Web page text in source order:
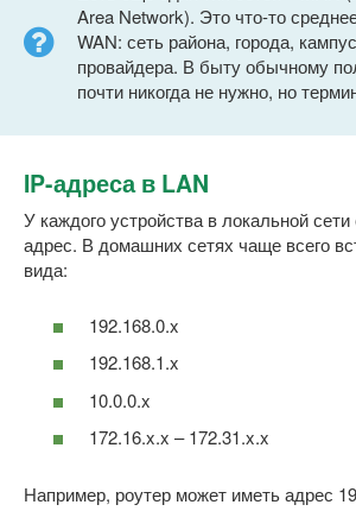
Area Network). Это что-то
WAN: сеть района, города,
провайдера. В быту обычному
почти никогда не нужно, но
IP-адреса в LAN
У каждого устройства в локальной сети
адрес. В домашних сетях чаще всего
вида:
192.168.0.x
192.168.1.x
10.0.0.x
172.16.x.x – 172.31.x.x
Например, роутер может иметь адрес